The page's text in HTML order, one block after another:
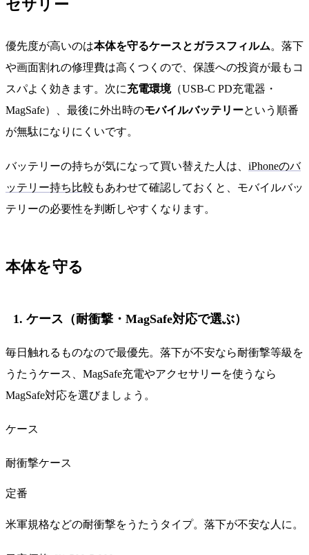
セサリー
優先度が高いのは本体を守るケースとガラスフィルム。落下
や画面割れの修理費は高くつくので、保護への投資が最もコ
スパよく効きます。次に充電環境（USB-C PD充電器・
MagSafe）、最後に外出時のモバイルバッテリーという順番
が無駄になりにくいです。
バッテリーの持ちが気になって買い替えた人は、 iPhoneのバ
ッテリー持ち比較 もあわせて確認しておくと、モバイルバッ
テリーの必要性を判断しやすくなります。
本体を守る
1. ケース（耐衝撃・MagSafe対応で選ぶ）
毎日触れるものなので最優先。落下が不安なら耐衝撃等級を
うたうケース、MagSafe充電やアクセサリーを使うなら
MagSafe対応を選びましょう。
ケース
耐衝撃ケース
定番
米軍規格などの耐衝撃をうたうタイプ。落下が不安な人に。